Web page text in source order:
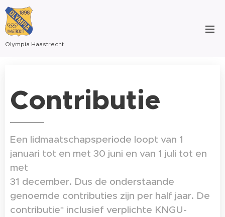
Olympia Haastrecht
Contributie
Een lidmaatschapsperiode loopt van 1
januari tot en met 30 juni en van 1 juli tot en
met
31 december. Dus de onderstaande
genoemde contributies zijn per half jaar. De
contributie* inclusief verplichte KNGU-